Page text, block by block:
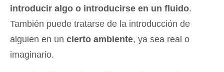
introducir algo o introducirse en un fluido.
También puede tratarse de la introducción de
alguien en un cierto ambiente, ya sea real o
imaginario.